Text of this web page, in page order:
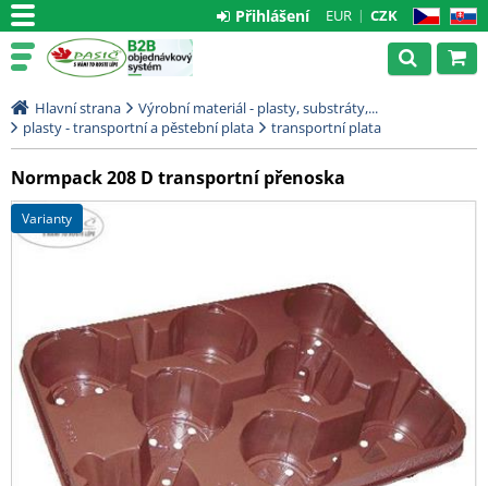
CZ SK
EUR CZK
Přihlášení
Hlavní strana
Výrobní materiál - plasty, substráty,...
plasty - transportní a pěstební plata
transportní plata
Normpack 208 D transportní přenoska
varianty